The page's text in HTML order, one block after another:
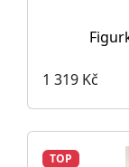
1 319 Kč
TOP